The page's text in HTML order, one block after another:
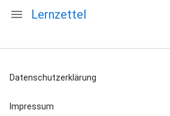
Datenschutzerklärung
Impressum
Lernzettel